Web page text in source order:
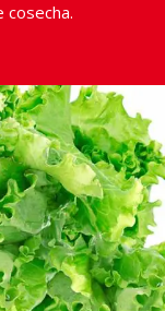
cosecha.